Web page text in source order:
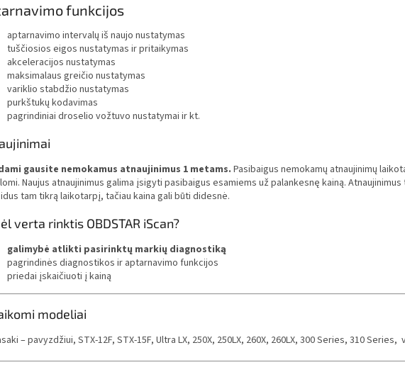
funkcijos
aptarnavimo intervalų iš naujo nustatymas
tuščiosios eigos nustatymas ir pritaikymas
akceleracijos nustatymas
maksimalaus greičio nustatymas
variklio stabdžio nustatymas
purkštukų kodavimas
pagrindiniai droselio vožtuvo nustatymai ir kt.
gausite nemokamus atnaujinimus 1 metams. Pasibaigus nemokamų atnaujinimų
Naujus atnaujinimus galima įsigyti pasibaigus esamiems už palankesnę kainą.
tam tikrą laikotarpį, tačiau kaina gali būti didesnė.
verta rinktis OBDSTAR iScan?
galimybė atlikti pasirinktų markių diagnostiką
pagrindinės diagnostikos ir aptarnavimo funkcijos
priedai įskaičiuoti į kainą
modeliai
– pavyzdžiui, STX-12F, STX-15F, Ultra LX, 250X, 250LX, 260X, 260LX, 300 Series, 310